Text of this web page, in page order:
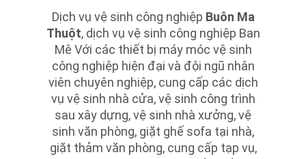
Dịch vụ vệ sinh công nghiệp Buôn Ma
Thuột, dịch vụ vệ sinh công nghiệp Ban
Mê Với các thiết bị máy móc vệ sinh
công nghiệp hiện đại và đội ngũ nhân
viên chuyên nghiệp, cung cấp các dịch
vụ vệ sinh nhà cửa, vệ sinh công trình
sau xây dựng, vệ sinh nhà xưởng, vệ
sinh văn phòng, giặt ghế sofa tại nhà,
giặt thảm văn phòng, cung cấp tạp vụ,